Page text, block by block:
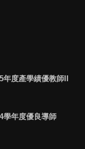
年度產學績優教師II
學年度優良導師